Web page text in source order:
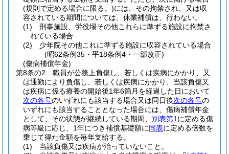
(規則で定める場合に限る。)には、その拘禁され、又は収
容されている期間については、休業補償は、行わない。
(1)
刑事施設、労役場その他これらに準ずる施設に拘禁さ
れている場合
(2)
少年院その他これに準ずる施設に収容されている場合
(昭62条例35・平18条例4・一部改正)
(傷病補償年金)
第8条の2
職員が公務上負傷し、若しくは疾病にかかり、又
は通勤により負傷し、若しくは疾病にかかり、当該負傷又
は疾病に係る療養の開始後1年6箇月を経過した日において
次の各号のいずれにも該当する場合又は同日後次の各号の
いずれにも該当することとなった場合には、傷病補償年金
として、その状態が継続している期間、 別表第1 に定める傷
病等級に応じ、1年につき補償基礎額に同表に定める倍数を
乗じて得た金額を毎年支給する。
(1)
当該負傷又は疾病が治っていないこと。